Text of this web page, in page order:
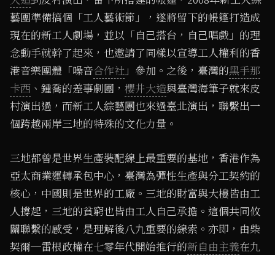
藝團準備搞個「工人藝術節」，遂將留下的帳篷打造成
現在的新工人劇場，並以「自己搭台，自己唱戲」的理
念動手就幹了起來，也邀請了同樣以宣導工人權利的香
港音樂團體「噪音合作社 」參加。之後，臺灣的黑手那
卡西 、鍾喬的差事劇團， 櫻井大造與臺灣海筆子就來皮
村演出過，而新工人綜藝團也來過臺北演出，聯繫出一
個跨越兩岸三地的特殊的文化力量。
三地都曾是世界生產裝配線上最重要的基地，香港作為
亞太商業運轉承包中心，臺灣為彈性生產與分工契約的
核心，中國則是世界的工廠。三地的財富與大樓皆由工
人撐起，三地的貧窮也皆由工人自己承擔。這個共同攸
關聯繫的感受，是理解後八九重要的線索。亦即，由柴
契爾─雷根政權在七零年代開始推行的新自由主義在九